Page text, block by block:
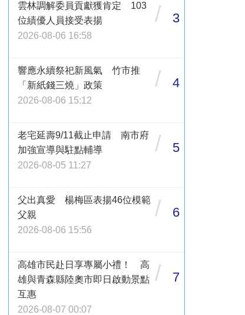
雲林調解委員貢獻獲肯定 103
位績優人員接受表揚
2026-08-06 16:58
/ 3
響應永續祭祀新風氣 竹市推
「新紙錢三燒」政策
2026-08-06 15:12
/ 4
老宅延壽9/11截止申請 南市府
加強宣導與駐點輔導
2026-08-05 11:27
/ 5
父出真愛 楊梅區表揚46位模範
父親
2026-08-06 15:56
/ 6
高雄市民赴日享專屬小禮！ 高
雄與青森縣陸奧市即日啟動景點
互惠
2026-08-07 00:07
/ 7